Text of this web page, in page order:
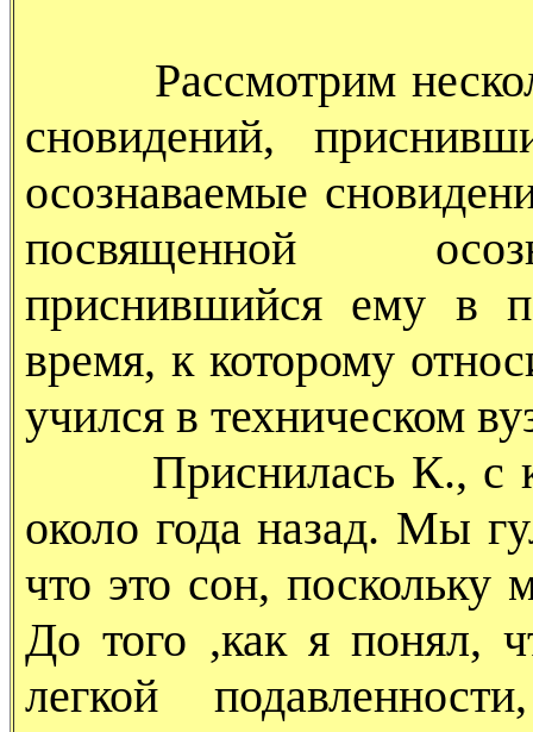
Рассмотрим
сновидений,
осознаваемые
посвященной
приснившийся ему в
время, к которому
учился в техническом
Приснилась К., с
около года назад. Мы
что это сон, поскольку
До того ,как я понял,
легкой